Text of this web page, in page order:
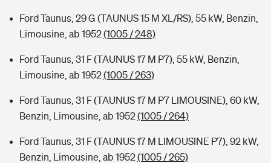
Ford Taunus, 29 G (TAUNUS 15 M XL/RS), 55 kW, Benzin,
Limousine, ab 1952(1005 / 248)
Ford Taunus, 31 F (TAUNUS 17 M P7), 55 kW, Benzin,
Limousine, ab 1952(1005 / 263)
Ford Taunus, 31 F (TAUNUS 17 M P7 LIMOUSINE), 60 kW,
Benzin, Limousine, ab 1952(1005 / 264)
Ford Taunus, 31 F (TAUNUS 17 M LIMOUSINE P7), 92 kW,
Benzin, Limousine, ab 1952(1005 / 265)